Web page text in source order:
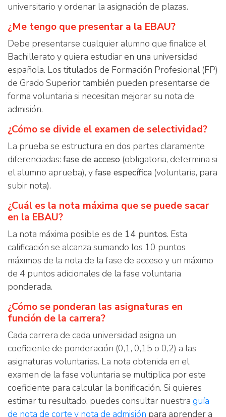
universitario y ordenar la asignación de plazas.
¿Me tengo que presentar a la EBAU?
Debe presentarse cualquier alumno que finalice el
Bachillerato y quiera estudiar en una universidad
española. Los titulados de Formación Profesional (FP)
de Grado Superior también pueden presentarse de
forma voluntaria si necesitan mejorar su nota de
admisión.
¿Cómo se divide el examen de selectividad?
La prueba se estructura en dos partes claramente
diferenciadas: fase de acceso (obligatoria, determina si
el alumno aprueba), yfase específica (voluntaria, para
subir nota).
¿Cuál es la nota máxima que se puede sacar
en la EBAU?
La nota máxima posible es de 14 puntos. Esta
calificación se alcanza sumando los 10 puntos
máximos de la nota de la fase de acceso y un máximo
de 4 puntos adicionales de la fase voluntaria
ponderada.
¿Cómo se ponderan las asignaturas en
función de la carrera?
Cada carrera de cada universidad asigna un
coeficiente de ponderación (0,1, 0,15 o 0,2) a las
asignaturas voluntarias. La nota obtenida en el
examen de la fase voluntaria se multiplica por este
coeficiente para calcular la bonificación. Si quieres
estimar tu resultado, puedes consultar nuestra guía
de nota de corte y nota de admisión para aprender a